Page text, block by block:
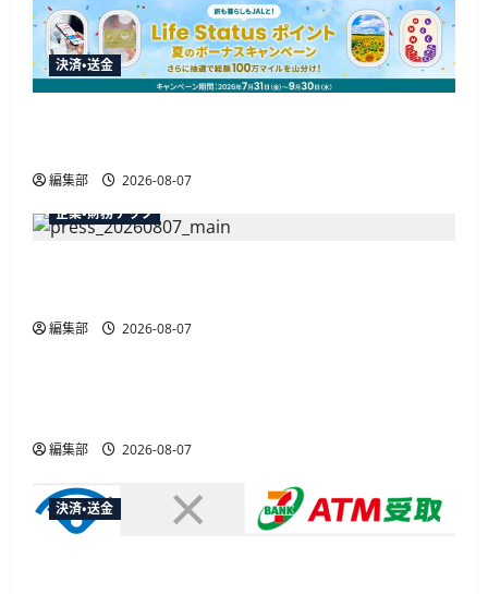
決済・送金
編集部
2026-08-07
企業・財務テック
編集部 2026-08-07
広告
編集部 2026-08-07
決済・送金